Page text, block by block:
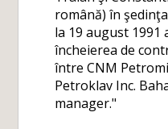
română) în
la 19 august
încheierea de
între CNM
Petroklav Inc.
manager."